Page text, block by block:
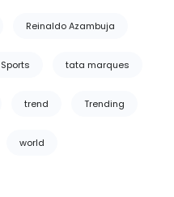
Reinaldo Azambuja
Sports tata marques
trend Trending
world